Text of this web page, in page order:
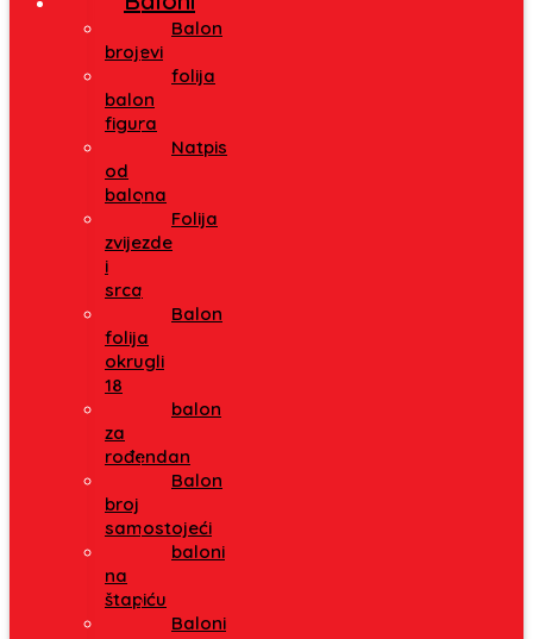
Balon
brojevi
folija
balon
figura
Natpis
od
balona
Folija
zvijezde
i
srca
Balon
folija
okrugli
18
balon
za
rođendan
Balon
broj
samostojeći
baloni
na
štapiću
Baloni